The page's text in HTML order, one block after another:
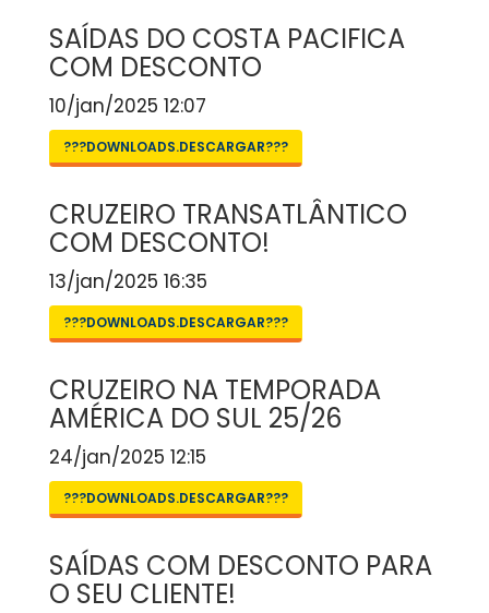
SAÍDAS DO COSTA PACIFICA
COM DESCONTO
10/jan/2025 12:07
???DOWNLOADS.DESCARGAR???
CRUZEIRO TRANSATLÂNTICO
COM DESCONTO!
13/jan/2025 16:35
???DOWNLOADS.DESCARGAR???
CRUZEIRO NA TEMPORADA
AMÉRICA DO SUL 25/26
24/jan/2025 12:15
???DOWNLOADS.DESCARGAR???
SAÍDAS COM DESCONTO PARA
O SEU CLIENTE!